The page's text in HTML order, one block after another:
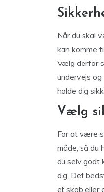
Når du skal
kan komme
Vælg derfor
undervejs
holde dig
Vælg
For at være
måde, så du
du selv godt
dig. Det
et skab eller